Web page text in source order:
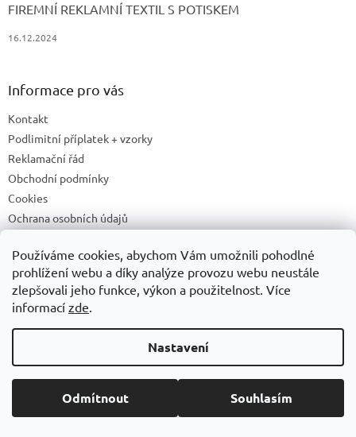
Používáme cookies, abychom Vám umožnili pohodlné
prohlížení webu a díky analýze provozu webu neustále
zlepšovali jeho funkce, výkon a použitelnost. Více
informací zde.
Nastavení
Odmítnout Souhlasím
FIREMNÍ REKLAMNÍ TEXTIL S POTISKEM
16.12.2024
Informace pro vás
Kontakt
Podlimitní příplatek + vzorky
Reklamační řád
Obchodní podmínky
Cookies
Ochrana osobních údajů
Druhy potisku
Příprava a podklady k tisku
Recyklační příspěvky a zpětný odběr elektrozařízení/baterií
Vytvořil Shoptet
Copyright 2026ADONAI. Všechna práva vyhrazena.Upravit